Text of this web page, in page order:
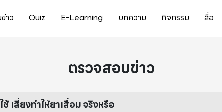
าว Quiz E-Learning บทความ กิจกรรม สื่อ
ตรวจสอบข่าว
เสี่ยงทำให้ยาเสื่อม จริงหรือ